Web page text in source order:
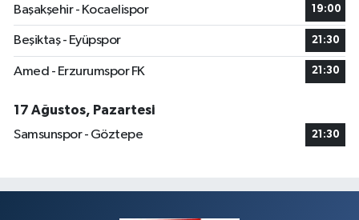
Başakşehir - Kocaelispor
19:00
Beşiktaş - Eyüpspor 21:30
Amed - Erzurumspor FK 21:30
17 Ağustos, Pazartesi
Samsunspor - Göztepe
21:30